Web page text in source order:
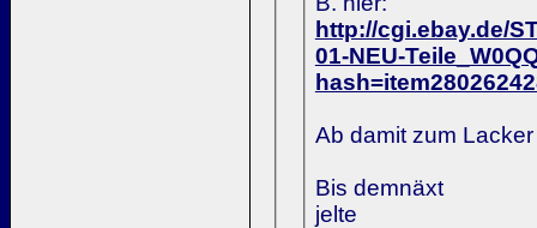
http://cgi.ebay.de/
01-NEU-
Ab damit zum
Bis demnäxt
jelte